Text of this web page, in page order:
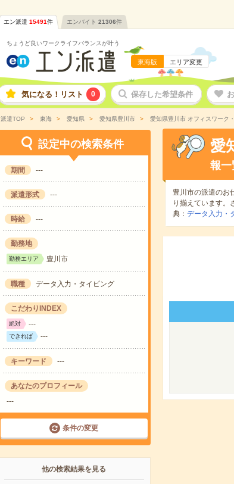
エン派遣 15491件 エンバイト 21306件
ちょうど良いワークライフバランスが叶う
東海版 エリア変更
気になる！リスト 0 保存した希望条件
派遣TOP 東海 愛知県 愛知県豊川市 愛知県豊川市 オフィスワーク
設定中の検索条件
期間 ---
派遣形式 ---
時給 ---
勤務地
勤務エリア 豊川市
職種 データ入力・タイピング
こだわりINDEX
絶対 ---
できれば ---
キーワード ---
あなたのプロフィール
---
条件の変更
他の検索結果を見る
愛
報一
豊川市の派遣のお
り揃えています。
典： データ入力・